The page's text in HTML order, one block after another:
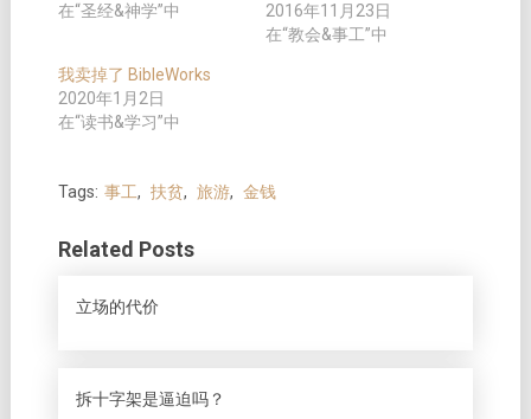
在“圣经&神学”中
2016年11月23日
在“教会&事工”中
我卖掉了 BibleWorks
2020年1月2日
在“读书&学习”中
Tags: 事工, 扶贫, 旅游, 金钱
Related Posts
立场的代价
拆十字架是逼迫吗？